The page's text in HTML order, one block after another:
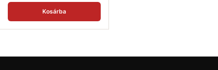
Kosárba